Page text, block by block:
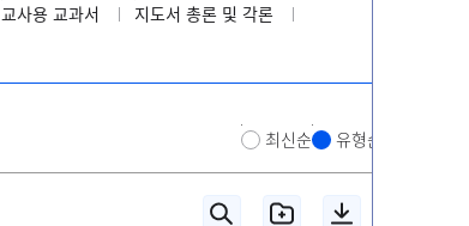
교사용 교과서
지도서 총론 및 각론
최신순 유형순